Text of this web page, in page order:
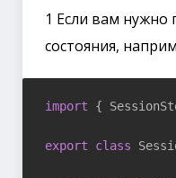
1 Если вам нужно
состояния,
import {
export class